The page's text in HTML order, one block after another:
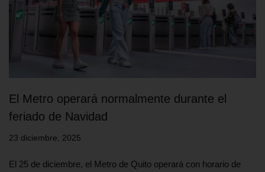
El Metro operará normalmente durante el
feriado de Navidad
23 diciembre, 2025
El 25 de diciembre, el Metro de Quito operará con horario de